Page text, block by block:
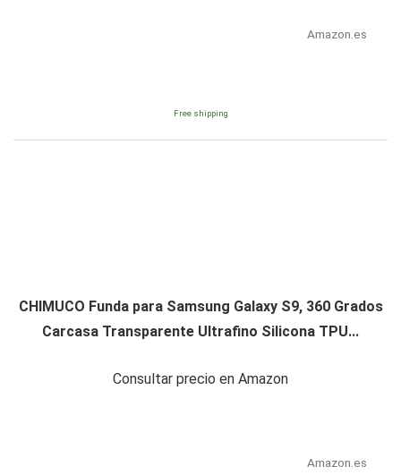
Amazon.es
Free shipping
CHIMUCO Funda para Samsung Galaxy S9, 360 Grados
Carcasa Transparente Ultrafino Silicona TPU...
Consultar precio en Amazon
Amazon.es